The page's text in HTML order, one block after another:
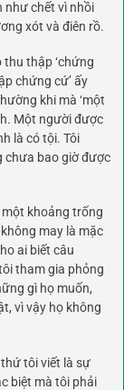
như chết vì nhồi
xót và điên rồ.
thập ‘chứng
chứng cứ’ ấy
khi mà ‘một
Một người được
là có tội. Tôi
chưa bao giờ được
khoảng trống
may là mặc
ai biết câu
tham gia phỏng
gì họ muốn,
vì vậy họ không
tôi viết là sự
biệt mà tôi phải